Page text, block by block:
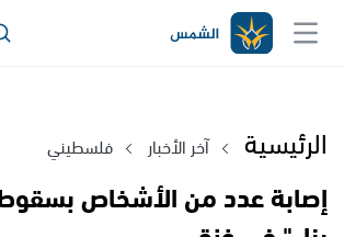
الرئيسية آخر الأخبار فلسطيني
إصابة عدد من الأشخاص